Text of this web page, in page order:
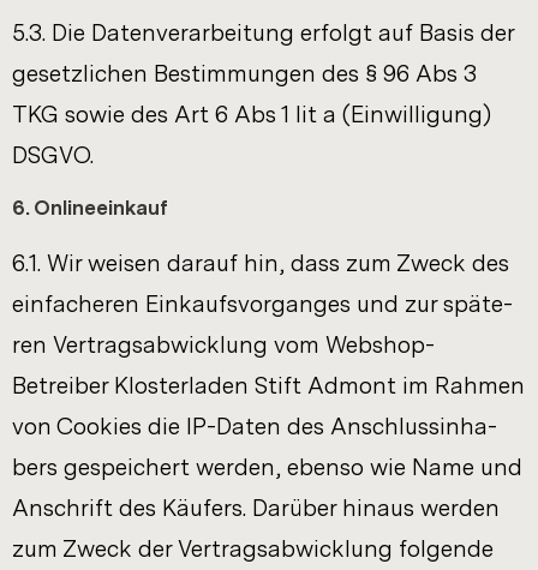
5.3. Die Da­ten­ver­ar­bei­tung er­folgt auf Basis der
ge­setz­li­chen Be­stim­mun­gen des § 96 Abs 3
TKG sowie des Art 6 Abs 1 lit a (Ein­wil­li­gung)
DSGVO.
6. On­line­ein­kauf
6.1. Wir wei­sen dar­auf hin, dass zum Zweck des
ein­fa­che­ren Ein­kaufs­vor­gan­ges und zur spä­te­
ren Ver­trags­ab­wick­lung vom Webshop-​
Betreiber Klos­ter­la­den Stift Ad­mont im Rah­men
von Coo­kies die IP-​Daten des An­schlus­s­in­ha­
bers ge­spei­chert wer­den, eben­so wie Name und
An­schrift des Käu­fers. Dar­über hin­aus wer­den
zum Zweck der Ver­trags­ab­wick­lung fol­gen­de